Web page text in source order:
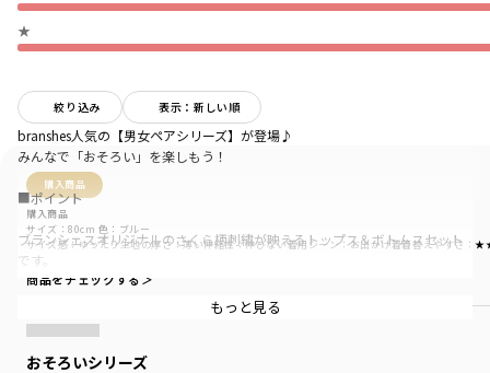
★
絞り込み 表示：新しい順
購入商品
購入商品
サイズ感：ゆったり生地の厚さ：薄い伸縮性：伸びない着用シーン：お出かけ着着替えやすさ ：
サイズ：80cm 色：ブルー
商品をチェックする＞
おそろいシリーズ
branshes人気の【男女ペアシリーズ】が登場♪
みんなで「おそろい」を楽しもう！
■ポイント
ブランシェスオリジナルのさくら柄刺繍が映えるトップス＆ボトムスセット
です。
定番のギンガムチェックがベースなので使いやすさも抜群！
可愛いさくら柄刺繍が華やかさを演出します♪
お出かけにもオススメです。
もっと見る